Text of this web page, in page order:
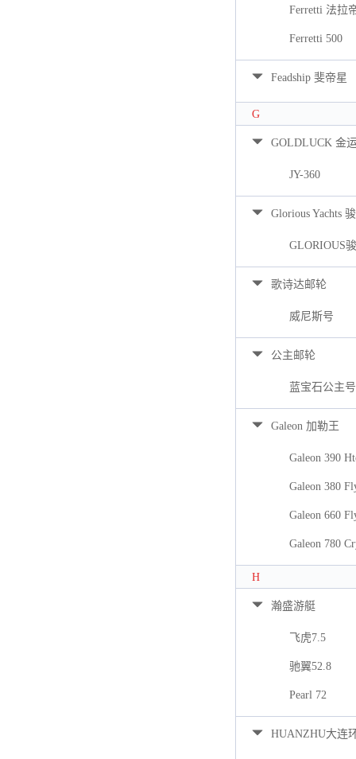
Ferretti 法拉
Ferretti 500
Feadship 斐帝星
G
GOLDLUCK 金
JY-360
Glorious Yachts
GLORIOUS
歌诗达邮轮
威尼斯号
公主邮轮
蓝宝石公主号
Galeon 加勒王
Galeon 390
Galeon 380
Galeon 660
Galeon 780
H
瀚盛游艇
飞虎7.5
驰翼52.8
Pearl 72
HUANZHU大连